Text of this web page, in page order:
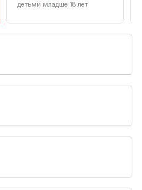
детьми младше 18 лет